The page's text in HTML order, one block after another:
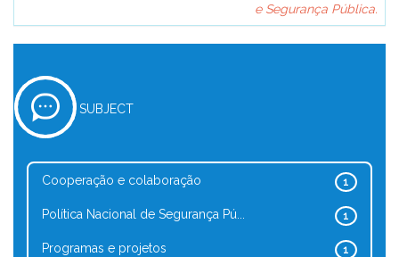
e Segurança Pública.
SUBJECT
1
Cooperação e colaboração
1
Política Nacional de Segurança Pú...
1
Programas e projetos